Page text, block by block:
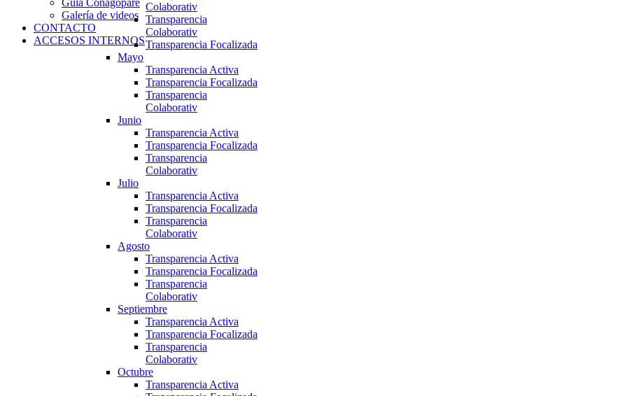
Colaborativ
Transparencia
Colaborativ
Transparencia Focalizada
Mayo
Transparencia Activa
Transparencia Focalizada
Transparencia
Colaborativ
Junio
Transparencia Activa
Transparencia Focalizada
Transparencia
Colaborativ
Julio
Transparencia Activa
Transparencia Focalizada
Transparencia
Colaborativ
Agosto
Transparencia Activa
Transparencia Focalizada
Transparencia
Colaborativ
Septiembre
Transparencia Activa
Transparencia Focalizada
Transparencia
Colaborativ
Octubre
Transparencia Activa
Guia Conagopare
Galería de videos
CONTACTO
ACCESOS INTERNOS